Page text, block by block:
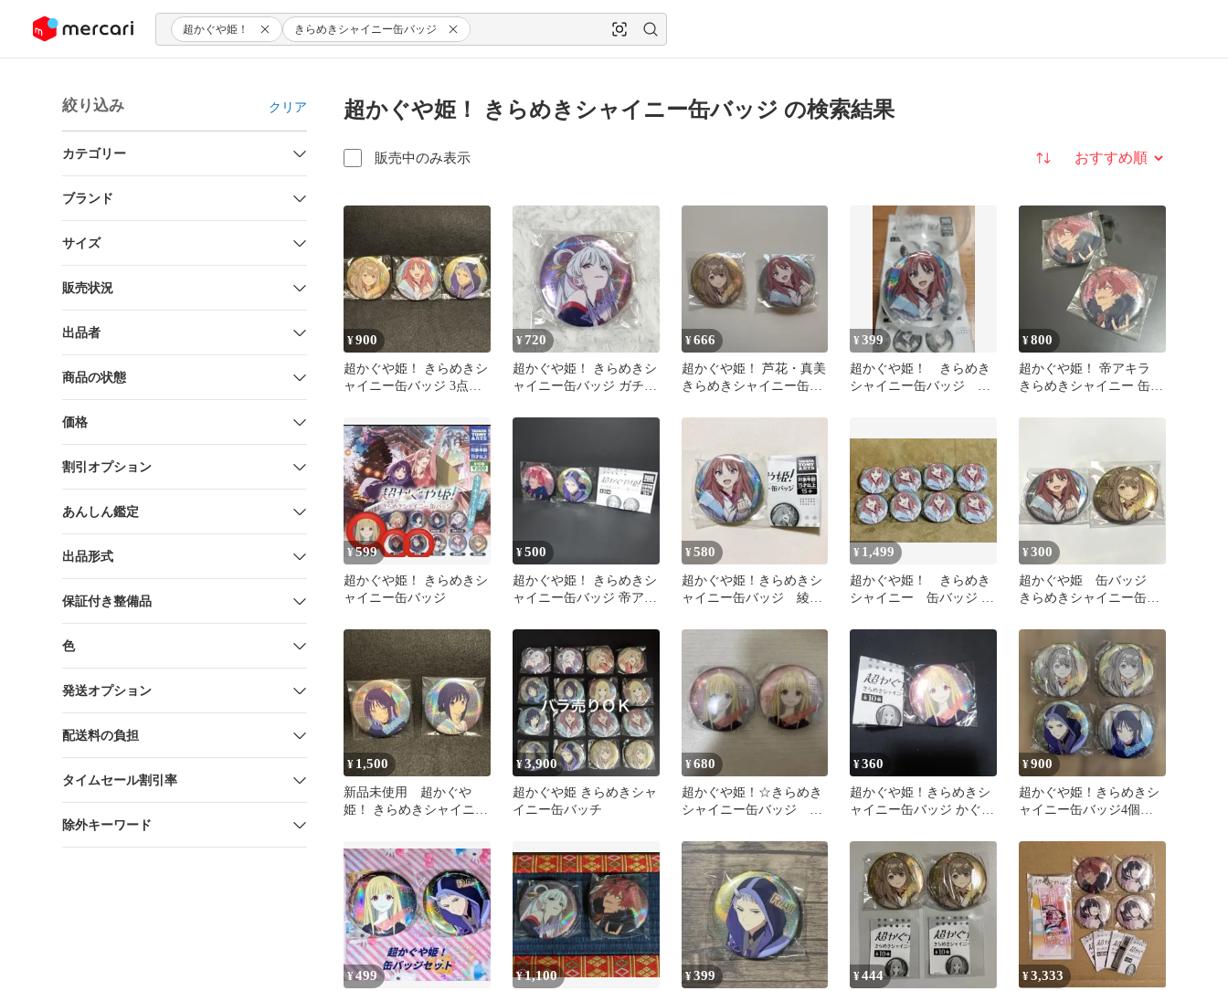
ツにスキップ 超かぐや姫！ きらめきシャイニー缶バッジ
絞り込み クリア
カテゴリー
ブランド
サイズ
販売状況
出品者
商品の状態
価格
割引オプション
あんしん鑑定
出品形式
保証付き整備品
色
発送オプション
配送料の負担
タイムセール割引率
除外キーワード
超かぐや姫！ きらめきシャイニー缶バッジ の検索結果
販売中のみ表示 並び替え
¥900
超かぐや姫！ きらめきシ
ャイニー缶バッジ 3点セ
¥720
超かぐや姫！ きらめきシ
ャイニー缶バッジ ガチャ
¥666
超かぐや姫！ 芦花・真美
きらめきシャイニー缶バ
¥399
超かぐや姫！ きらめき
シャイニー缶バッジ 綾
¥800
超かぐや姫！ 帝アキラ
きらめきシャイニー 缶バ
¥599
超かぐや姫！ きらめきシ
ャイニー缶バッジ
¥500
超かぐや姫！ きらめきシ
ャイニー缶バッジ 帝アキ
¥580
超かぐや姫！きらめきシ
ャイニー缶バッジ 綾紬
¥ 1,499
超かぐや姫！ きらめき
シャイニー 缶バッジ
¥300
超かぐや姫 缶バッジ
きらめきシャイニー缶バ
¥ 1,500
新品未使用 超かぐや
姫！ きらめきシャイニー
¥3,900
超かぐや姫 きらめきシャ
イニー缶バッチ
¥680
超かぐや姫！☆きらめき
シャイニー缶バッジ か
¥360
超かぐや姫！きらめきシ
ャイニー缶バッジ かぐ
¥900
超かぐや姫！きらめきシ
ャイニー缶バッジ4個セ
¥499 ¥1,100 ¥399 ¥444 ¥3,333